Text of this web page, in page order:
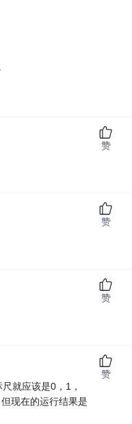
赞
赞
赞
就应该是0，1，
现在的运行结果是
赞